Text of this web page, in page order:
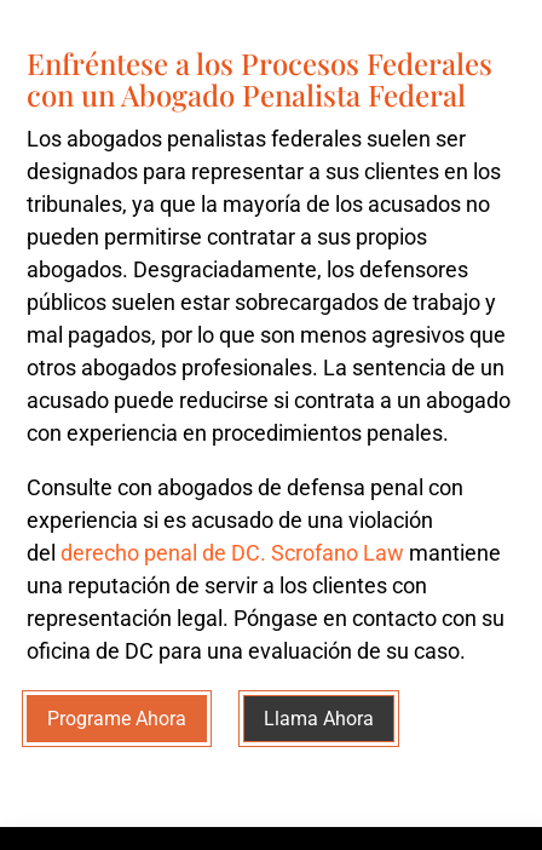
Enfréntese a los Procesos Federales
con un Abogado Penalista Federal
Los abogados penalistas federales suelen ser
designados para representar a sus clientes en los
tribunales, ya que la mayoría de los acusados no
pueden permitirse contratar a sus propios
abogados. Desgraciadamente, los defensores
públicos suelen estar sobrecargados de trabajo y
mal pagados, por lo que son menos agresivos que
otros abogados profesionales. La sentencia de un
acusado puede reducirse si contrata a un abogado
con experiencia en procedimientos penales.
Consulte con abogados de defensa penal con
experiencia si es acusado de una violación
del derecho penal de DC. Scrofano Law mantiene
una reputación de servir a los clientes con
representación legal. Póngase en contacto con su
oficina de DC para una evaluación de su caso.
Programe Ahora Llama Ahora